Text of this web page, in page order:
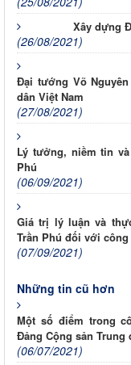
Xây dựng
(26/08/2021)
Đại tướng Võ
dân Việt Nam
(27/08/2021)
Lý tưởng, niềm tin
Phú
(06/09/2021)
Giá trị lý luận và
Trần Phú đối với
(07/09/2021)
Những tin cũ hơn
Một số điểm trong
Đảng Cộng sản Trung
(06/07/2021)